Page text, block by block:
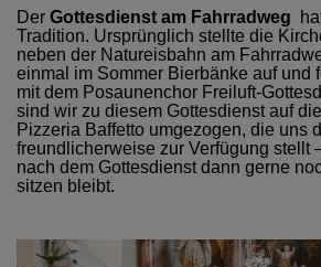
Der Gottesdienst am Fahrradweg
Tradition. Ursprünglich stellte die
neben der Natureisbahn am
einmal im Sommer Bierbänke auf und
mit dem Posaunenchor Freiluft-
sind wir zu diesem Gottesdienst auf
Pizzeria Baffetto umgezogen, die uns
freundlicherweise zur Verfügung stellt
nach dem Gottesdienst dann gerne
sitzen bleibt.